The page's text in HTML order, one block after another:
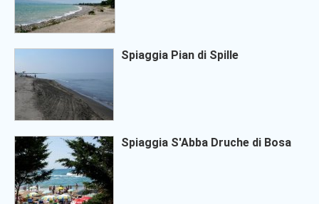
Spiaggia Pian di Spille
Spiaggia S'Abba Druche di Bosa